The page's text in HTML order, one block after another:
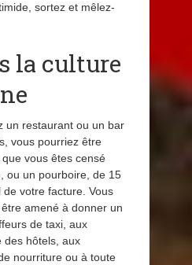
sortez et mêlez-
la culture
un restaurant ou un bar
vous pourriez être
vous êtes censé
ou un pourboire, de 15
votre facture. Vous
amené à donner un
de taxi, aux
des hôtels, aux
nourriture ou à toute